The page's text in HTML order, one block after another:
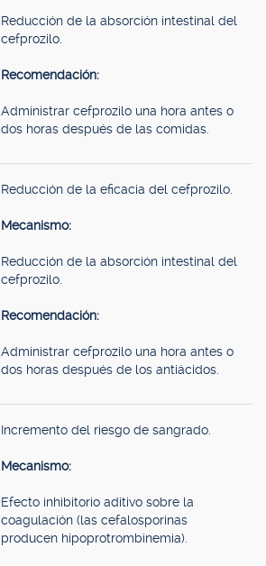
Reducción de la absorción intestinal del
cefprozilo.
Recomendación:
Administrar cefprozilo una hora antes o
dos horas después de las comidas.
Reducción de la eficacia del cefprozilo.
Mecanismo:
Reducción de la absorción intestinal del
cefprozilo.
Recomendación:
Administrar cefprozilo una hora antes o
dos horas después de los antiácidos.
Incremento del riesgo de sangrado.
Mecanismo:
Efecto inhibitorio aditivo sobre la
coagulación (las cefalosporinas
producen hipoprotrombinemia).